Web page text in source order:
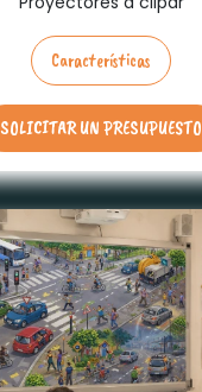
Características
SOLICITAR UN PRESUPUESTO